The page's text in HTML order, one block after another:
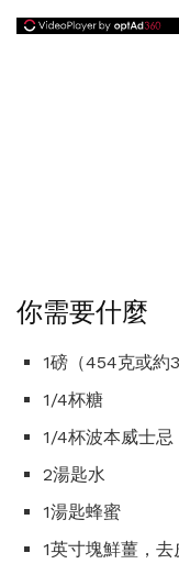
你需要什麼
1磅（454克或約
1/4杯糖
1/4杯波本威士忌
2湯匙水
1湯匙蜂蜜
1英寸塊鮮薑，去